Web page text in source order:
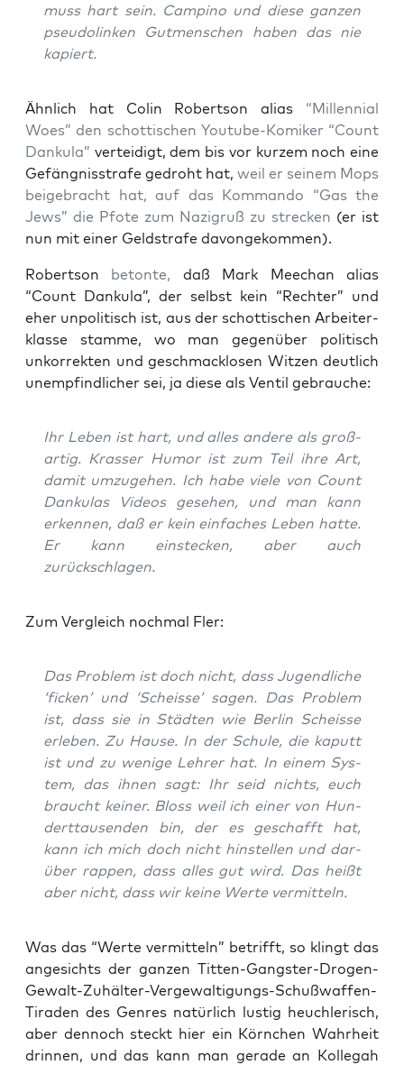
muss hart sein. Cam­pi­no und die­se gan­zen
pseu­do­lin­ken Gut­men­schen haben das nie
kapiert.
Ähn­lich hat Colin Robert­son ali­as “Mil­len­ni­al
Woes” den schot­ti­schen You­tube-Komi­ker “Count
Dan­ku­la” ver­tei­digt, dem bis vor kur­zem noch eine
Gefäng­nis­stra­fe gedroht hat, weil er sei­nem Mops
bei­gebracht hat, auf das Kom­man­do “Gas the
Jews” die Pfo­te zum Nazi­gruß zu stre­cken (er ist
nun mit einer Geld­stra­fe davongekommen).
Robert­son beton­te, daß Mark Mee­chan ali­as
“Count Dan­ku­la”, der selbst kein “Rech­ter” und
eher unpo­li­tisch ist, aus der schot­ti­schen Arbei­ter­
klas­se stam­me, wo man gegen­über poli­tisch
unkor­rek­ten und geschmack­lo­sen Wit­zen deut­lich
unemp­find­li­cher sei, ja die­se als Ven­til gebrauche:
Ihr Leben ist hart, und alles ande­re als groß­
ar­tig. Kras­ser Humor ist zum Teil ihre Art,
damit umzu­ge­hen. Ich habe vie­le von Count
Dan­ku­las Vide­os gese­hen, und man kann
erken­nen, daß er kein ein­fa­ches Leben hat­te.
Er kann ein­ste­cken, aber auch
zurückschlagen.
Zum Ver­gleich noch­mal Fler:
Das Pro­blem ist doch nicht, dass Jugend­li­che
‘ficken’ und ‘Scheis­se’ sagen. Das Pro­blem
ist, dass sie in Städ­ten wie Ber­lin Scheis­se
erle­ben. Zu Hau­se. In der Schu­le, die kaputt
ist und zu weni­ge Leh­rer hat. In einem Sys­
tem, das ihnen sagt: Ihr seid nichts, euch
braucht kei­ner. Bloss weil ich einer von Hun­
dert­tau­sen­den bin, der es geschafft hat,
kann ich mich doch nicht hin­stel­len und dar­
über rap­pen, dass alles gut wird. Das heißt
aber nicht, dass wir kei­ne Wer­te vermitteln.
Was das “Wer­te ver­mit­teln” betrifft, so klingt das
ange­sichts der gan­zen Tit­ten-Gangs­ter-Dro­gen-
Gewalt-Zuhäl­ter-Ver­ge­wal­ti­gungs-Schuß­waf­fen-
Tira­den des Gen­res natür­lich lus­tig heuch­le­risch,
aber den­noch steckt hier ein Körn­chen Wahr­heit
drin­nen, und das kann man gera­de an Kol­le­gah